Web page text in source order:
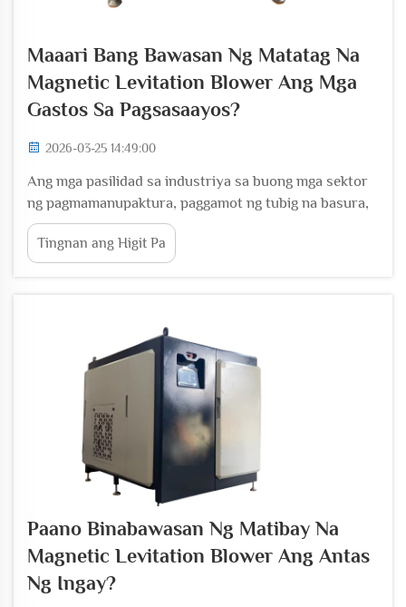
Maaari Bang Bawasan Ng Matatag Na
Magnetic Levitation Blower Ang Mga
Gastos Sa Pagsasaayos?
2026-03-25 14:49:00
Ang mga pasilidad sa industriya sa buong mga sektor
ng pagmamanupaktura, paggamot ng tubig na basura,
at HVAC ay nakakaranas ng tumataas na presyon na
bawasan ang mga gastos sa operasyon habang
pinapanatili ang maaasahang pagganap sa paghahatid
Tingnan ang Higit Pa
Paano Binabawasan Ng Matibay Na
Magnetic Levitation Blower Ang Antas
Ng Ingay?